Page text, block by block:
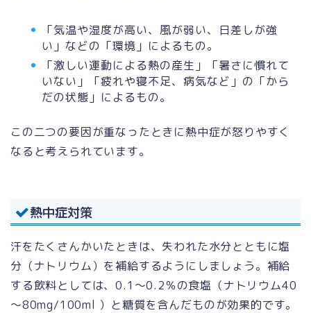
「気温や湿度が高い、風が弱い、日差しが強
い」などの「環境」によるもの。
「激しい運動による熱の産生」「暑さに慣れて
いない」「疲れや寝不足、病気など」の「から
だの状態」によるもの。
この二つの要因が重なったときに熱中症が怒りやすく
なると考えられています。
熱中症対策
汗をたくさんかいたときは、失われた水分とともに塩
分（ナトリウム）を補給するようにしましょう。補給
する飲料としては、0.1～0.2％の食塩（ナトリウム40
～80mg/100ml ）と糖質を含んだものが効果的です。